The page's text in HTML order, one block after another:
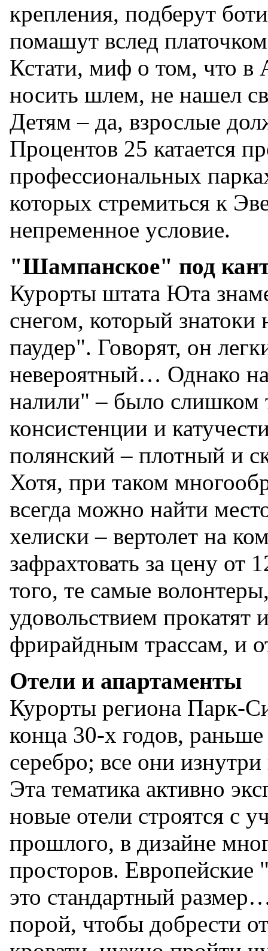
крепления, подберут
помашут вслед
Кстати, миф о том, что в
носить шлем, не нашел
Детям – да, взрослые
Процентов 25 катается
профессиональных
которых стремиться к
непременное условие.
"Шампанское" под
Курорты штата Юта
снегом, который
паудер". Говорят, он
невероятный… Однако
налили" – было слишком
консистенции и
полянский – плотный и
Хотя, при таком
всегда можно найти
хелиски – вертолет на
зафрахтовать за цену от
того, те самые
удовольствием прокатят
фрирайдным трассам, и
Отели и апартаменты
Курорты региона Парк-
конца 30-х годов,
серебро; все они
Эта тематика активно
новые отели строятся с
прошлого, в дизайне
просторов.
это стандартный
порой, чтобы добрести